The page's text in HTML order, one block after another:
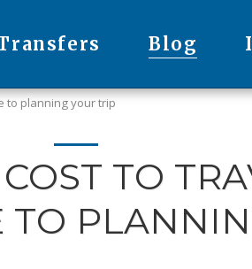
Blog
to planning your trip
TO
TO